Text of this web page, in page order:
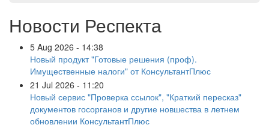
Новости Респекта
5 Aug 2026 - 14:38
Новый продукт "Готовые решения (проф).
Имущественные налоги" от КонсультантПлюс
21 Jul 2026 - 11:20
Новый сервис "Проверка ссылок", "Краткий пересказ"
документов госорганов и другие новшества в летнем
обновлении КонсультантПлюс